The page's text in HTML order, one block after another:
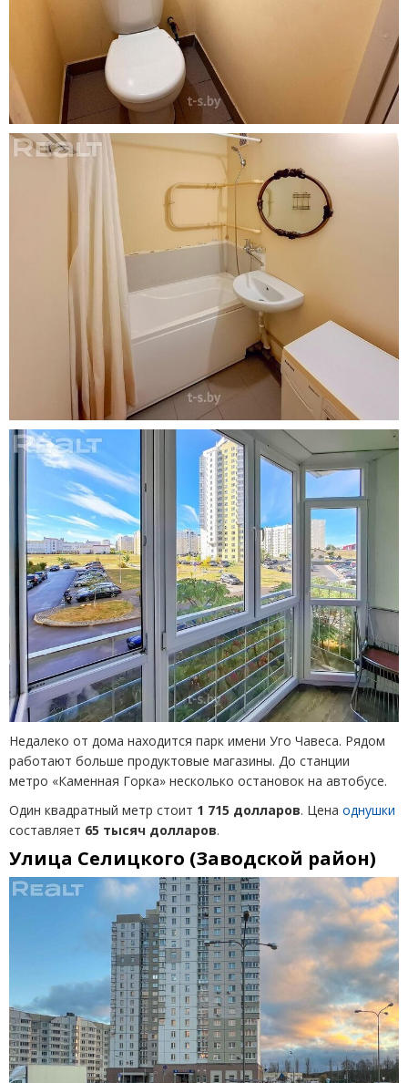
Недалеко от дома находится парк имени Уго Чавеса. Рядом
работают больше продуктовые магазины. До станции
метро «Каменная Горка» несколько остановок на автобусе.
Один квадратный метр стоит 1 715 долларов. Цена однушки
составляет 65 тысяч долларов.
Улица Селицкого (Заводской район)